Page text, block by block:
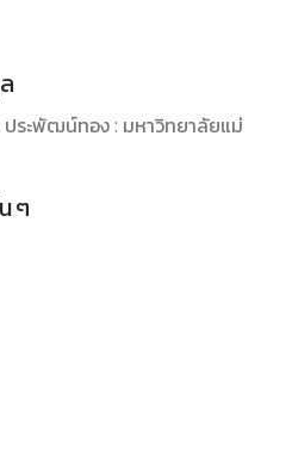
ระพัฒน์ทอง : มหาวิทยาลัยแม่
ๆ